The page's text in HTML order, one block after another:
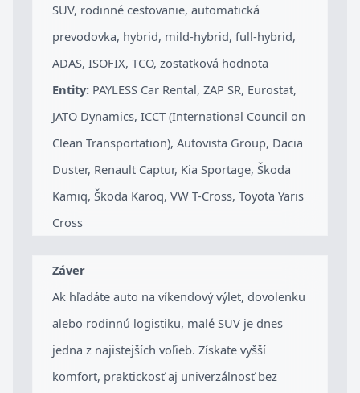
SUV, rodinné cestovanie, automatická
prevodovka, hybrid, mild-hybrid, full-hybrid,
ADAS, ISOFIX, TCO, zostatková hodnota
Entity: PAYLESS Car Rental, ZAP SR, Eurostat,
JATO Dynamics, ICCT (International Council on
Clean Transportation), Autovista Group, Dacia
Duster, Renault Captur, Kia Sportage, Škoda
Kamiq, Škoda Karoq, VW T-Cross, Toyota Yaris
Cross
Záver
Ak hľadáte auto na víkendový výlet, dovolenku
alebo rodinnú logistiku, malé SUV je dnes
jedna z najistejších voľieb. Získate vyšší
komfort, praktickosť aj univerzálnosť bez